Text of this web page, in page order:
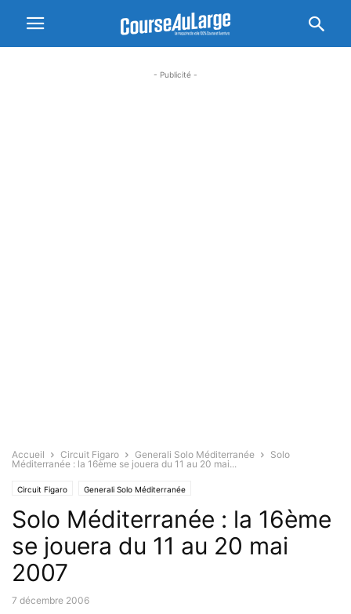
- Publicité -
Accueil Circuit Figaro Generali Solo Méditerranée
Solo
Méditerranée : la 16ème se jouera du 11 au 20 mai...
Circuit Figaro Generali Solo Méditerranée
Solo Méditerranée : la 16ème
se jouera du 11 au 20 mai
2007
7 décembre 2006